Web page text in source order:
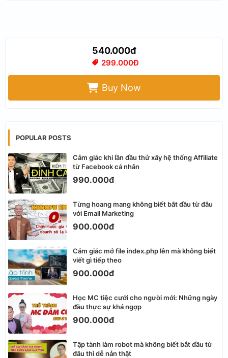
540.000đ
299.000Đ
Buy Now
POPULAR POSTS
Cảm giác khi lần đầu thử xây hệ thống Affiliate
từ Facebook cá nhân
990.000đ
Từng hoang mang không biết bắt đầu từ đâu
với Email Marketing
900.000đ
Cảm giác mở file index.php lên mà không biết
viết gì tiếp theo
900.000đ
Học MC tiệc cưới cho người mới: Những ngày
đầu thực sự khá ngợp
900.000đ
Tập tành làm robot mà không biết bắt đầu từ
đâu thì dễ nản thật